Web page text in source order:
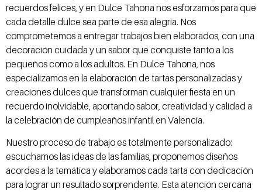
recuerdos felices, y en Dulce Tahona nos esforzamos para que
cada detalle dulce sea parte de esa alegría. Nos
comprometemos a entregar trabajos bien elaborados, con una
decoración cuidada y un sabor que conquiste tanto a los
pequeños como a los adultos. En Dulce Tahona, nos
especializamos en la elaboración de tartas personalizadas y
creaciones dulces que transforman cualquier fiesta en un
recuerdo inolvidable, aportando sabor, creatividad y calidad a
la celebración de cumpleaños infantil en Valencia.
Nuestro proceso de trabajo es totalmente personalizado:
escuchamos las ideas de las familias, proponemos diseños
acordes a la temática y elaboramos cada tarta con dedicación
para lograr un resultado sorprendente. Esta atención cercana